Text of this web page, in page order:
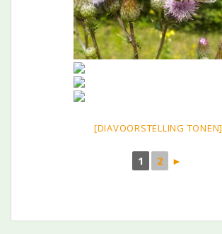
[DIAVOORSTELLING TONEN]
1 2 ►